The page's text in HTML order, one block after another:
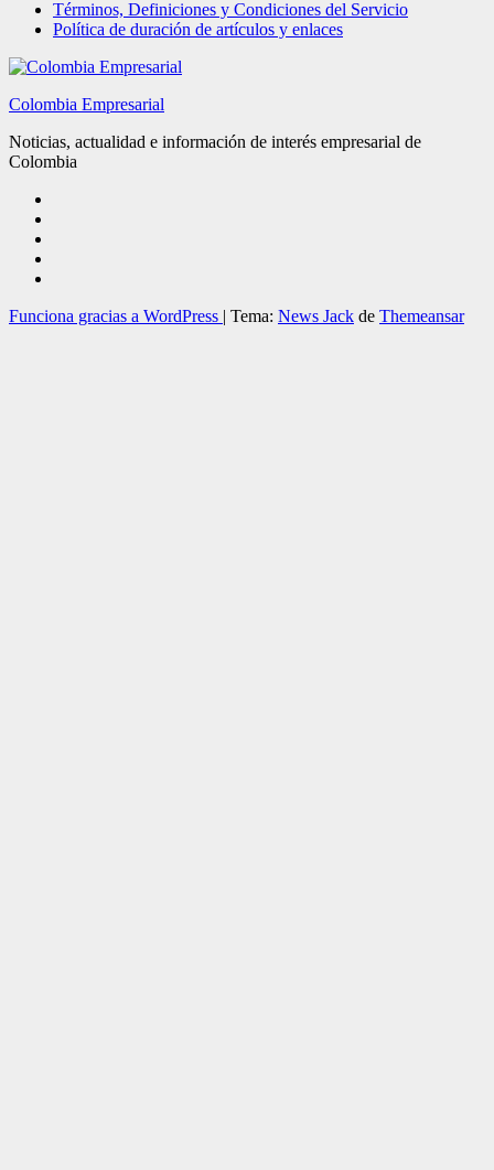
Términos, Definiciones y Condiciones del Servicio
Política de duración de artículos y enlaces
Colombia Empresarial
Noticias, actualidad e información de interés empresarial de
Colombia
Funciona gracias a WordPress | Tema: News Jack de Themeansar